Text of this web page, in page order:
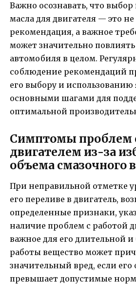
Важно осознавать, что выбор
масла для двигателя — это не
рекомендация, а важное
может значительно повлиять
автомобиля в целом.
соблюдение рекомендаций
его выбору и использованию
основными шагами для
оптимальной
Симптомы проблем
двигателем из-за
объема смазочного
При неправильной отметке
его переливе в двигатель,
определенные признаки,
наличие проблем с работой
важное для его длительной и
работы вещество может
значительный вред, если его
превышает допустимые